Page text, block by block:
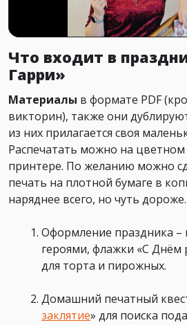
Что входит в
Гарри»
Материалы в формате PDF
викторин), также они
из них прилагается своя
Распечатать можно на
принтере. По желанию можно
печать на плотной бумаге в
наряднее всего, но чуть дороже.
Оформление праздника –
героями, флажки «С Днём
для торта и пирожных.
Домашний печатный
заклятие» для поиска